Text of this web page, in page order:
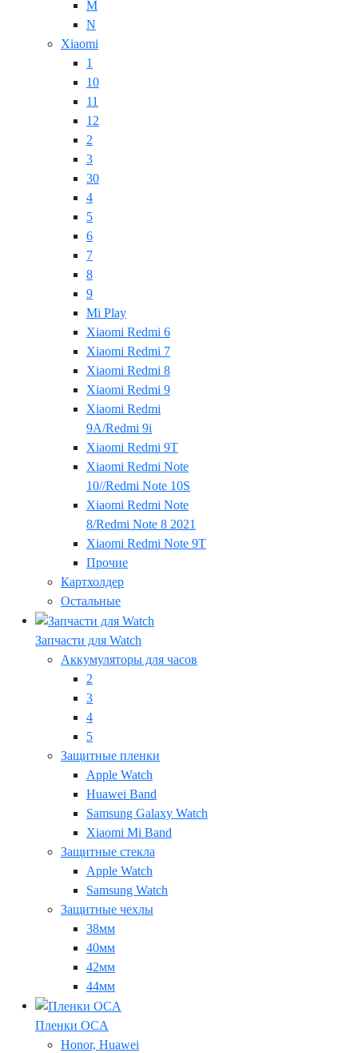
M
N
Xiaomi
1
10
11
12
2
3
30
4
5
6
7
8
9
Mi Play
Xiaomi Redmi 6
Xiaomi Redmi 7
Xiaomi Redmi 8
Xiaomi Redmi 9
Xiaomi Redmi
9A/Redmi 9i
Xiaomi Redmi 9T
Xiaomi Redmi Note
10//Redmi Note 10S
Xiaomi Redmi Note
8/Redmi Note 8 2021
Xiaomi Redmi Note 9T
Прочие
Картхолдер
Остальные
Запчасти для Watch
Аккумуляторы для часов
2
3
4
5
Защитные пленки
Apple Watch
Huawei Band
Samsung Galaxy Watch
Xiaomi Mi Band
Защитные стекла
Apple Watch
Samsung Watch
Защитные чехлы
38мм
40мм
42мм
44мм
Пленки OCA
Honor, Huawei